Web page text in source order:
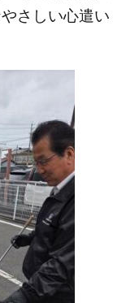
さしい心遣い